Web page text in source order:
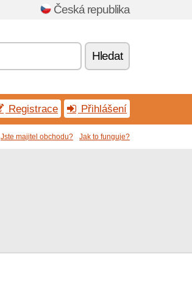
Česká republika
Hledat
Registrace Přihlášení
Jste majitel obchodu? Jak to funguje?